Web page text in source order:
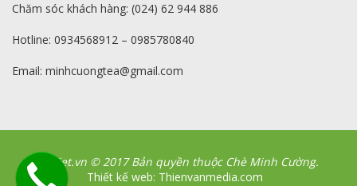
Chăm sóc khách hàng: (024) 62 944 886
Hotline: 0934568912 – 0985780840
Email: minhcuongtea@gmail.com
CheViet.vn © 2017 Bản quyền thuộc Chè Minh Cường.
Thiết kế web: Thienvanmedia.com